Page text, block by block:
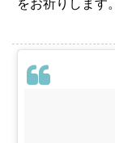
をお祈りします。